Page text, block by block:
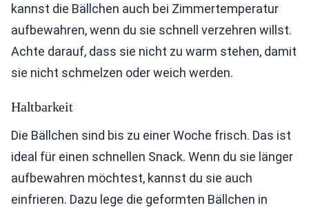
kannst die Bällchen auch bei Zimmertemperatur
aufbewahren, wenn du sie schnell verzehren willst.
Achte darauf, dass sie nicht zu warm stehen, damit
sie nicht schmelzen oder weich werden.
Haltbarkeit
Die Bällchen sind bis zu einer Woche frisch. Das ist
ideal für einen schnellen Snack. Wenn du sie länger
aufbewahren möchtest, kannst du sie auch
einfrieren. Dazu lege die geformten Bällchen in